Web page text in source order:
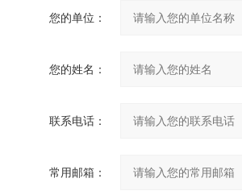
您的单位：
您的姓名：
联系电话：
常用邮箱：